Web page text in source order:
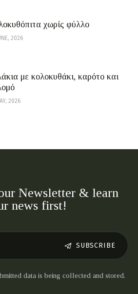
χωρίς φύλλο
2026
με κολοκυθάκι, καρότο και
2026
Newsletter & learn
news first!
SUBSCRIBE
data is being collected and stored.